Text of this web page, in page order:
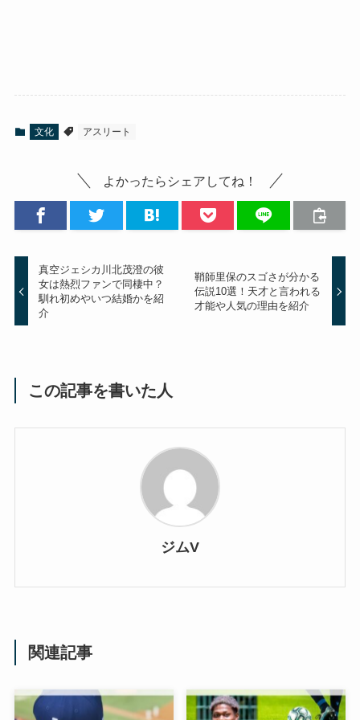
文化 アスリート
よかったらシェアしてね！
真空ジェシカ川北茂澄の彼
女は熱烈ファンで同棲中？
馴れ初めやいつ結婚かを紹
介
鞘師里保のスゴさが分かる
伝説10選！天才と言われる
才能や人気の理由を紹介
この記事を書いた人
ジムV
関連記事